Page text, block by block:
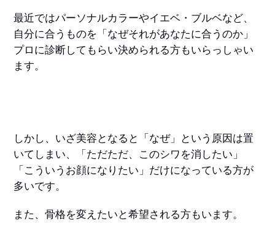
最近ではパーソナルカラーやイエベ・ブルベなど、
自分に合うものを「なぜそれがあなたに合うのか」
プロに診断してもらい決められる方もいらっしゃい
ます。
しかし、いざ美容となると「なぜ」という原因は置
いてしまい、「ただただ、このシワを消したい」
「こういうお顔になりたい」だけになっている方が
多いです。
また、骨格を変えたいと希望される方もいます。